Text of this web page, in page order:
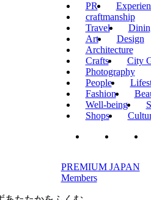
PR
craftmanship
Travel
Art
Design
Architecture
Crafts
City
Photography
People
Fashion
Well-being
Shops
PREMIUM JAPAN
Members